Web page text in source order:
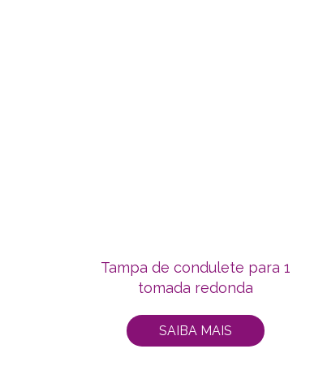
Tampa de condulete para 1
tomada redonda
SAIBA MAIS